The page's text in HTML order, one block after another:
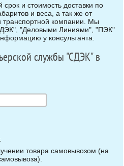
и стоимость доставки по
и веса, а так же от
компании. Мы
"Деловыми Линиями", "ПЭК"
у консультанта.
службы "СДЭК" в
товара самовывозом (на